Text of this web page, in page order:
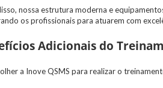
nossa estrutura moderna e
os profissionais para atuarem com
Adicionais do
a Inove QSMS para realizar o